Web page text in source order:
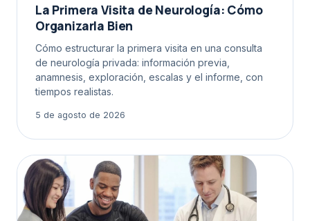
La Primera Visita de Neurología: Cómo
Organizarla Bien
Cómo estructurar la primera visita en una consulta
de neurología privada: información previa,
anamnesis, exploración, escalas y el informe, con
tiempos realistas.
5 de agosto de 2026